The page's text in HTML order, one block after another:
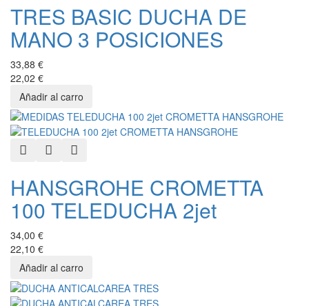
TRES BASIC DUCHA DE
MANO 3 POSICIONES
33,88 €
22,02 €
Quick ViewAdd to Wishlist
HANSGROHE CROMETTA
100 TELEDUCHA 2jet
34,00 €
22,10 €